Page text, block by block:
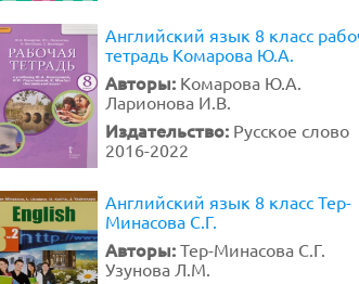
Английский язык 8 класс
тетрадь Комарова Ю.А.
Авторы: Комарова Ю.А.
Ларионова И.В.
Издательство: Русское слово
2016-2022
Английский язык 8 класс Тер-
Минасова С.Г.
Авторы: Тер-Минасова С.Г.
Узунова Л.М.